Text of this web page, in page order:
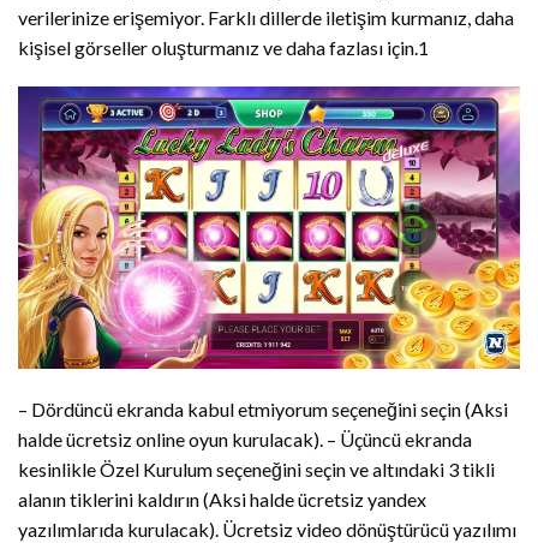
verilerinize erişemiyor. Farklı dillerde iletişim kurmanız, daha
kişisel görseller oluşturmanız ve daha fazlası için.1
– Dördüncü ekranda kabul etmiyorum seçeneğini seçin (Aksi
halde ücretsiz online oyun kurulacak). – Üçüncü ekranda
kesinlikle Özel Kurulum seçeneğini seçin ve altındaki 3 tikli
alanın tiklerini kaldırın (Aksi halde ücretsiz yandex
yazılımlarıda kurulacak). Ücretsiz video dönüştürücü yazılımı